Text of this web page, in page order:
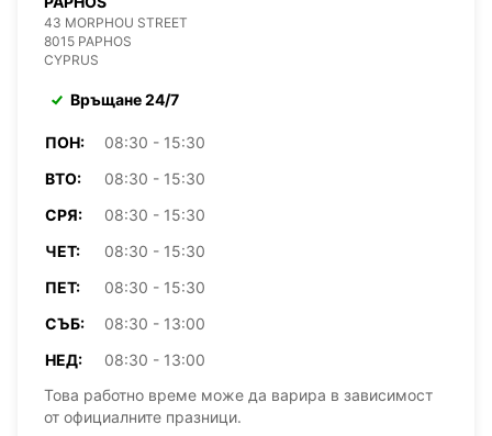
43 MORPHOU STREET
8015 PAPHOS
CYPRUS
Връщане 24/7
ПОН:
08:30 - 15:30
ВТО:
08:30 - 15:30
СРЯ:
08:30 - 15:30
ЧЕТ:
08:30 - 15:30
ПЕТ:
08:30 - 15:30
СЪБ:
08:30 - 13:00
НЕД:
08:30 - 13:00
Това работно време може да варира в зависимост
от официалните празници.